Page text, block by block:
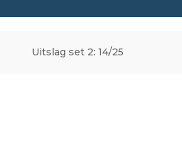
Uitslag set 2: 14/25